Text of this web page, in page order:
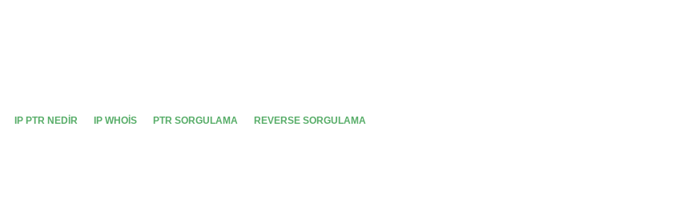
IP PTR NEDIR IP WHOIS PTR SORGULAMA REVERSE SORGULAMA